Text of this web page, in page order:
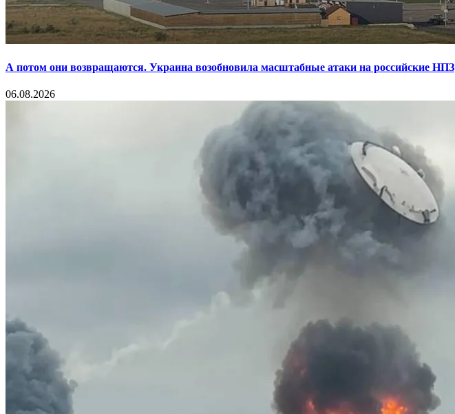
А потом они возвращаются. Украина возобновила масштабные атаки на российские НПЗ
06.08.2026